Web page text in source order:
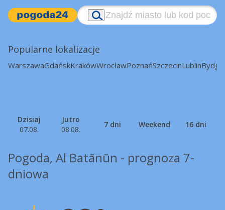
Popularne lokalizacje
WarszawaGdańskKrakówWrocławPoznańSzczecinLublin
Dzisiaj
07.08.
Jutro
08.08.
7 dni Weekend 16 dni
Pogoda, Al Batānūn - prognoza 7-
dniowa